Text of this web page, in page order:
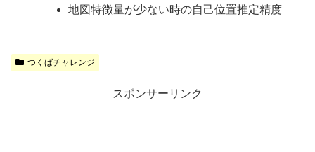
地図特徴量が少ない時の自己位置推定精度
つくばチャレンジ
スポンサーリンク